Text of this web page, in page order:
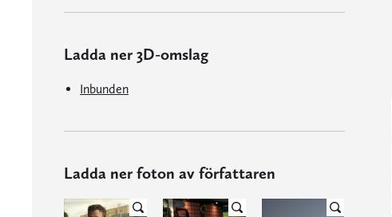
Ladda ner 3D-omslag
Inbunden
Ladda ner foton av författaren